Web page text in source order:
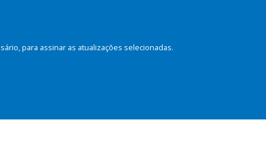
para assinar as atualizações selecionadas.